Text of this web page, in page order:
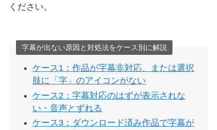
ください。
字幕が出ない原因と対処法をケース別に解説
ケース1：作品が字幕非対応、または選択
肢に「字」のアイコンがない
ケース2：字幕対応のはずが表示されな
い・音声とずれる
ケース3：ダウンロード済み作品で字幕が